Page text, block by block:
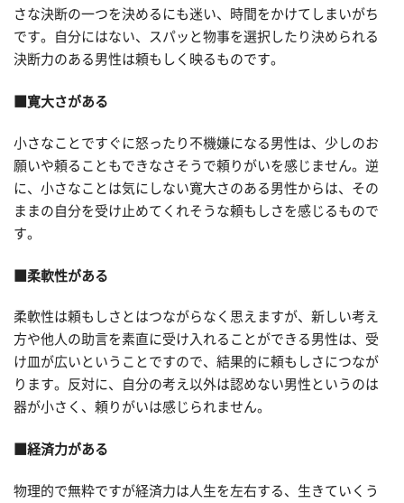
さな決断の一つを決めるにも迷い、時間をかけてしまいがち
です。自分にはない、スパッと物事を選択したり決められる
決断力のある男性は頼もしく映るものです。
■寛大さがある
小さなことですぐに怒ったり不機嫌になる男性は、少しのお
願いや頼ることもできなさそうで頼りがいを感じません。逆
に、小さなことは気にしない寛大さのある男性からは、その
ままの自分を受け止めてくれそうな頼もしさを感じるもので
す。
■柔軟性がある
柔軟性は頼もしさとはつながらなく思えますが、新しい考え
方や他人の助言を素直に受け入れることができる男性は、受
け皿が広いということですので、結果的に頼もしさにつなが
ります。反対に、自分の考え以外は認めない男性というのは
器が小さく、頼りがいは感じられません。
■経済力がある
物理的で無粋ですが経済力は人生を左右する、生きていくう